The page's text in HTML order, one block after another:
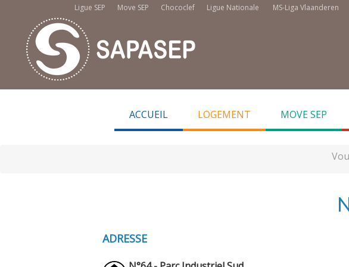
Ligue Nationale MS-Liga Vlaanderen
Ligue SEP Move SEP Chococlef
ACCUEIL LOGEMENT MOVE SEP
ADRESSE